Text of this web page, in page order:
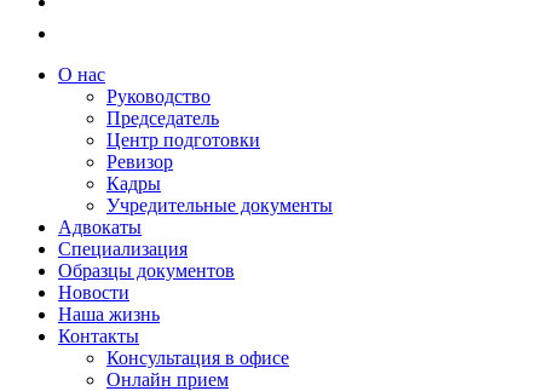
О нас
Руководство
Председатель
Центр подготовки
Ревизор
Кадры
Учредительные документы
Адвокаты
Специализация
Образцы документов
Новости
Наша жизнь
Контакты
Консультация в офисе
Онлайн прием